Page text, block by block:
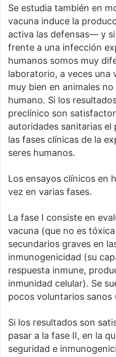
Se estudia también en
vacuna induce la
activa las defensas— y
frente a una infección
humanos somos muy
laboratorio, a veces una
muy bien en animales
humano. Si los
preclínico son
autoridades sanitarias
las fases clínicas de la
seres humanos.
Los ensayos clínicos en
vez en varias fases.
La fase I consiste en
vacuna (que no es
secundarios graves en
inmunogenicidad (su
respuesta inmune,
inmunidad celular). Se
pocos voluntarios
Si los resultados son
pasar a la fase II, en la
seguridad e